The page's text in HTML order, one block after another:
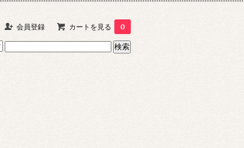
会員登録 カートを見る 0